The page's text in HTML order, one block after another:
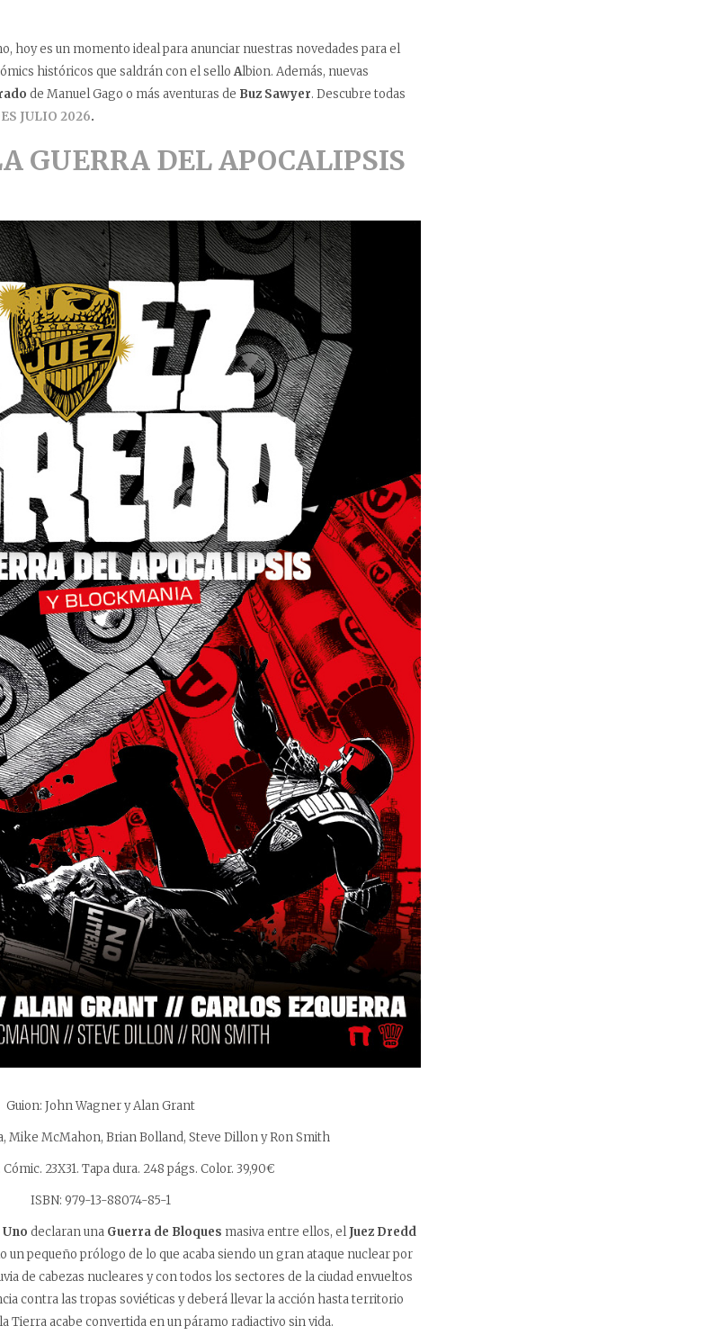
hoy es un momento ideal para anunciar nuestras novedades para el
históricos que saldrán con el selloAlbion. Además, nuevas
de Manuel Gago o más aventuras de Buz Sawyer. Descubre todas
JULIO 2026.
GUERRA DEL APOCALIPSIS
Guion: John Wagner y Alan Grant
Mike McMahon, Brian Bolland, Steve Dillon y Ron Smith
23X31. Tapa dura. 248 págs. Color. 39,90€
ISBN: 979-13-88074-85-1
declaran una Guerra de Bloques masiva entre ellos, elJuez Dredd
un pequeño prólogo de lo que acaba siendo un gran ataque nuclear por
de cabezas nucleares y con todos los sectores de la ciudad envueltos
contra las tropas soviéticas y deberá llevar la acción hasta territorio
Tierra acabe convertida en un páramo radiactivo sin vida.